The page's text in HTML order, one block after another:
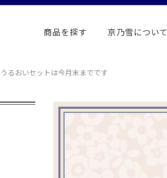
商品を探す 京乃雪について
うるおいセットは今月末までです